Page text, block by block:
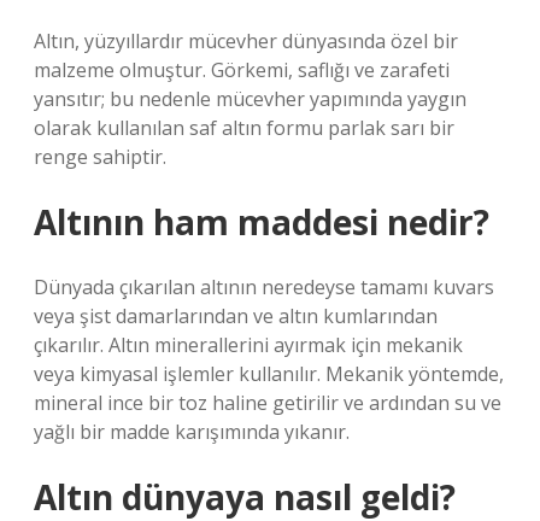
Altın, yüzyıllardır mücevher dünyasında özel bir
malzeme olmuştur. Görkemi, saflığı ve zarafeti
yansıtır; bu nedenle mücevher yapımında yaygın
olarak kullanılan saf altın formu parlak sarı bir
renge sahiptir.
Altının ham maddesi nedir?
Dünyada çıkarılan altının neredeyse tamamı kuvars
veya şist damarlarından ve altın kumlarından
çıkarılır. Altın minerallerini ayırmak için mekanik
veya kimyasal işlemler kullanılır. Mekanik yöntemde,
mineral ince bir toz haline getirilir ve ardından su ve
yağlı bir madde karışımında yıkanır.
Altın dünyaya nasıl geldi?